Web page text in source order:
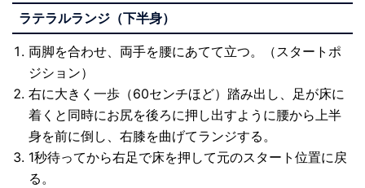
ラテラルランジ（下半身）
両脚を合わせ、両手を腰にあてて立つ。（スタートポ
ジション）
右に大きく一歩（60センチほど）踏み出し、足が床に
着くと同時にお尻を後ろに押し出すように腰から上半
身を前に倒し、右膝を曲げてランジする。
1秒待ってから右足で床を押して元のスタート位置に戻
る。